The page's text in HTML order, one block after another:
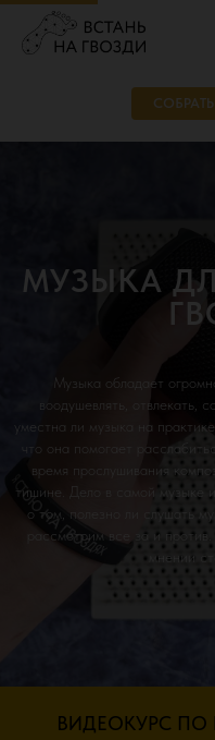
МУЗЫКА
Музыка обладает
воодушевлять, отвлекать,
уместна ли музыка на
что она помогает
время прослушивания
тишине. Дело в самой музыке
о том, полезно ли слушать
рассмотрим все за и
мнении
ВИДЕОКУРС ПО